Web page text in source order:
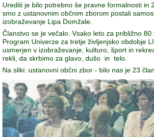
Urediti je bilo potrebno še pravne formalnosti in
smo z ustanovnim občnim zborom postali
izobraževanje Lipa Domžale.
Članstvo se je večalo. Vsako leto za približno 80
Program Univerze za tretje življenjsko obdobje
usmerjen v izobraževanje, kulturo, šport in
rekli, da skrbimo za glavo, dušo in telo.
Na sliki: ustanovni občni zbor - bilo nas je 23